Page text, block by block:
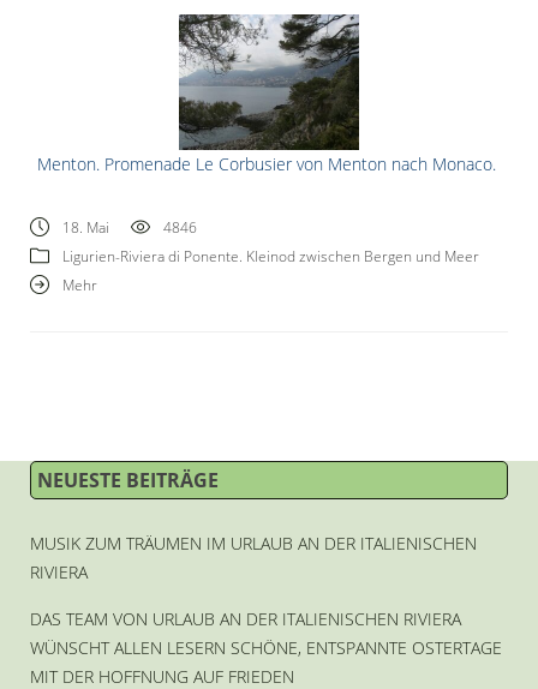
Menton. Promenade Le Corbusier von Menton nach Monaco.
18. Mai
4846
Ligurien-Riviera di Ponente. Kleinod zwischen Bergen und Meer
Mehr
NEUESTE BEITRÄGE
MUSIK ZUM TRÄUMEN IM URLAUB AN DER ITALIENISCHEN
RIVIERA
DAS TEAM VON URLAUB AN DER ITALIENISCHEN RIVIERA
WÜNSCHT ALLEN LESERN SCHÖNE, ENTSPANNTE OSTERTAGE
MIT DER HOFFNUNG AUF FRIEDEN